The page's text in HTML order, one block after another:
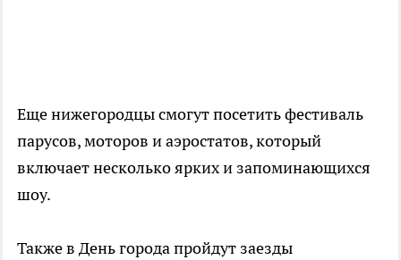
Еще нижегородцы смогут посетить фестиваль
парусов, моторов и аэростатов, который
включает несколько ярких и запоминающихся
шоу.
Также в День города пройдут заезды